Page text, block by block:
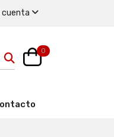
cuenta
0